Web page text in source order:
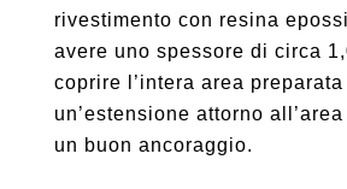
rivestimento con resina
avere uno spessore di circa
coprire l’intera area preparata
un’estensione attorno
un buon ancoraggio.